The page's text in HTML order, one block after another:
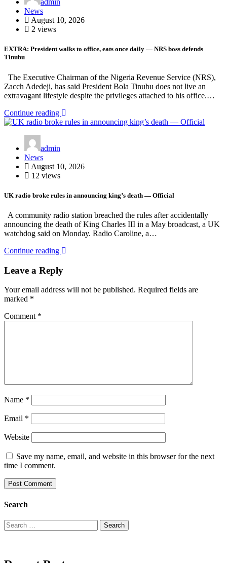
admin
News
August 10, 2026
2 views
EXTRA: President walks to office, eats once daily — NRS boss defends
Tinubu
The Executive Chairman of the Nigeria Revenue Service (NRS),
Zacch Adedeji, has said President Bola Tinubu does not live an
extravagant lifestyle despite the privileges attached to his office.…
Continue reading
admin
News
August 10, 2026
12 views
UK radio broke rules in announcing king’s death — Official
A community radio station breached the rules after accidentally
announcing the death of King Charles III in a May broadcast, a UK
watchdog said on Monday. Radio Caroline, a…
Continue reading
Leave a Reply
Your email address will not be published. Required fields are
marked *
Comment *
Name *
Email *
Website
Save my name, email, and website in this browser for the next
time I comment.
Search
Search
for: